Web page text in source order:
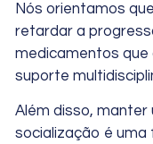
Nós orientamos
retardar a
medicamentos que
suporte
Além disso, manter
socialização é